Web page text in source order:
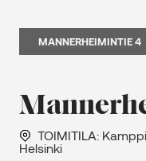
MANNERHEIMINTIE 4
TOIMITILA:
Helsinki